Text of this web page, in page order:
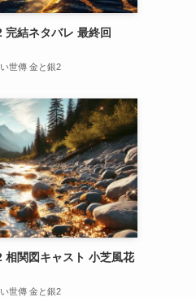
完結ネタバレ 最終回
世傳 金と銀2
相関図キャスト 小芝風花
世傳 金と銀2